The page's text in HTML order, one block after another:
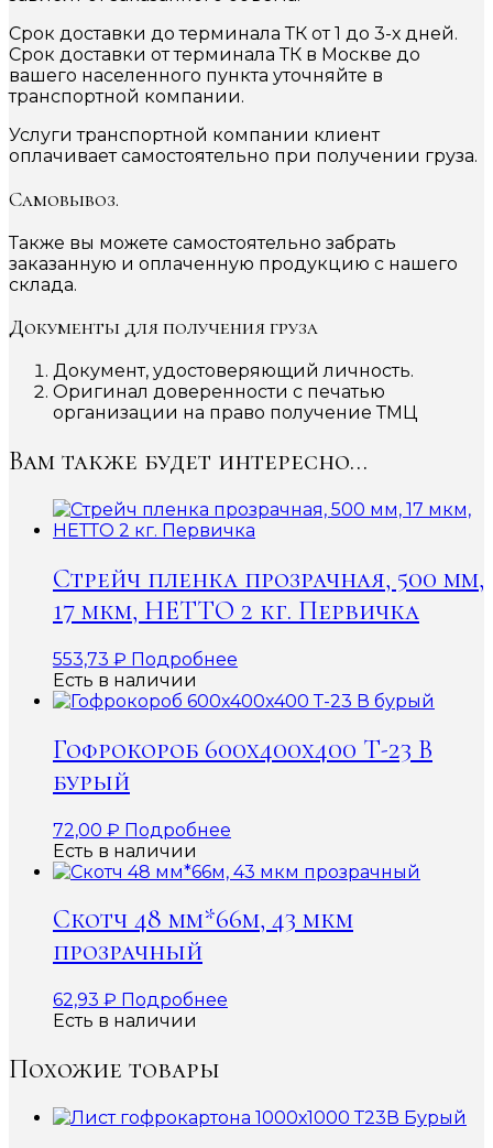
Срок доставки до терминала ТК от 1 до 3-х дней.
Срок доставки от терминала ТК в Москве до
вашего населенного пункта уточняйте в
транспортной компании.
Услуги транспортной компании клиент
оплачивает самостоятельно при получении груза.
Самовывоз.
Также вы можете самостоятельно забрать
заказанную и оплаченную продукцию с нашего
склада.
Документы для получения груза
Документ, удостоверяющий личность.
Оригинал доверенности с печатью
организации на право получение ТМЦ
Вам также будет интересно…
Стрейч пленка прозрачная, 500 мм,
17 мкм, НЕТТО 2 кг. Первичка
553,73 ₽ Подробнее
Есть в наличии
Гофрокороб 600x400x400 Т-23 В
бурый
72,00 ₽ Подробнее
Есть в наличии
Скотч 48 мм*66м, 43 мкм
прозрачный
62,93 ₽ Подробнее
Есть в наличии
Похожие товары